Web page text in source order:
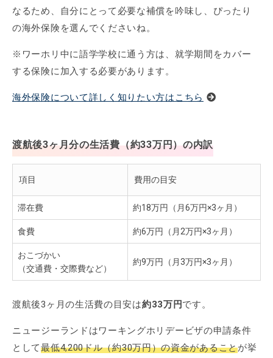
なるため、自分にとって必要な補償を吟味し、ぴったり
の海外保険を選んでくださいね。
※ワーホリ中に語学学校に通う方は、就学期間をカバー
する保険に加入する必要があります。
海外保険について詳しく知りたい方はこちら
渡航後3ヶ月分の生活費（約33万円）の内訳
項目 費用の目安
滞在費 約18万円（月6万円×3ヶ月）
食費 約6万円（月2万円×3ヶ月）
おこづかい
（交通費・交際費など）
約9万円（月3万円×3ヶ月）
渡航後3ヶ月の生活費の目安は約33万円です。
ニュージーランドはワーキングホリデービザの申請条件
として最低4,200ドル（約30万円）の資金があることが挙